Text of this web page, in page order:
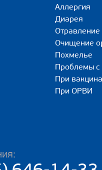
Аллергия
Диарея
Отравление
Очищение
Похмелье
Проблемы с
При
При ОРВИ